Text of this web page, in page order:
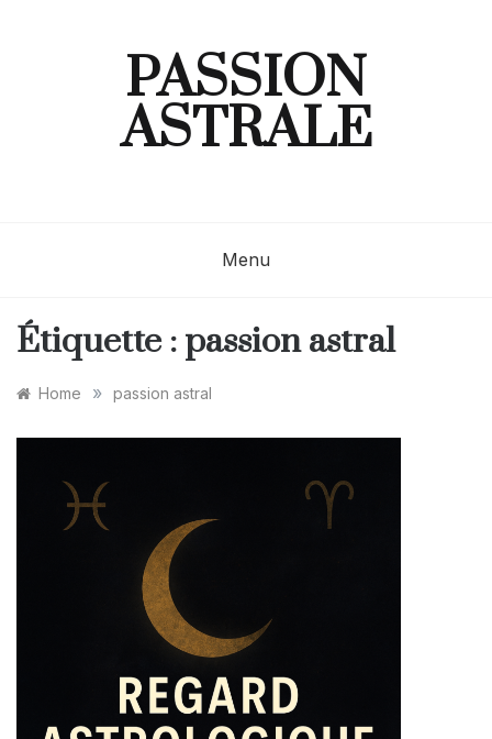
PASSION
ASTRALE
Menu
Étiquette : passion astral
Home » passion astral